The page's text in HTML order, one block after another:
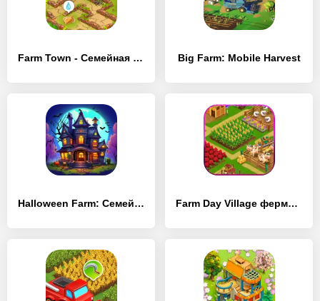
Farm Town - Семейная Ферма Big Farm: Mobile Harvest
Halloween Farm: Семейная Ферма Farm Day Village фермер: Offline игры